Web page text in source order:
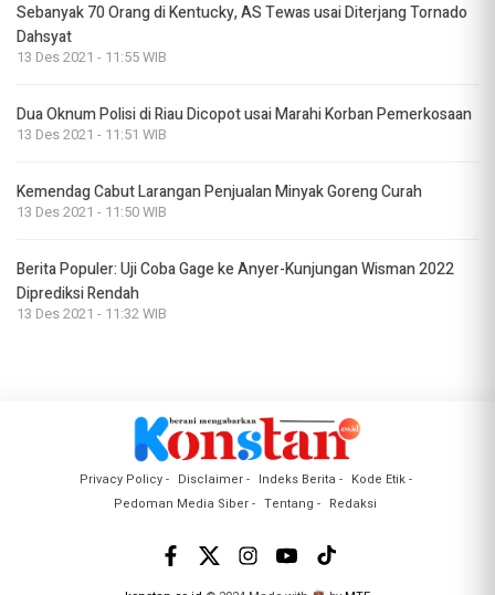
Sebanyak 70 Orang di Kentucky, AS Tewas usai Diterjang Tornado
Dahsyat
13 Des 2021 - 11:55 WIB
Dua Oknum Polisi di Riau Dicopot usai Marahi Korban Pemerkosaan
13 Des 2021 - 11:51 WIB
Kemendag Cabut Larangan Penjualan Minyak Goreng Curah
13 Des 2021 - 11:50 WIB
Berita Populer: Uji Coba Gage ke Anyer-Kunjungan Wisman 2022
Diprediksi Rendah
13 Des 2021 - 11:32 WIB
Privacy Policy Disclaimer Indeks Berita
Kode Etik
Pedoman Media Siber
Tentang Redaksi